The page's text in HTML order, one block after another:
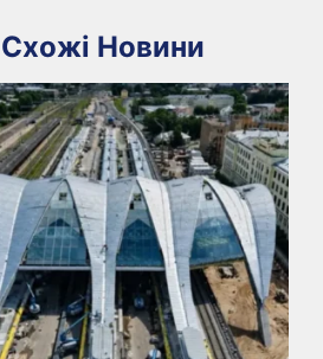
Схожі Новини